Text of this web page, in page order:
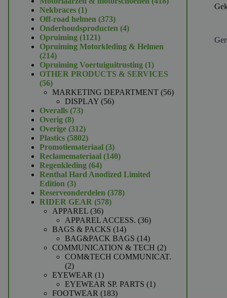
Nekbraces 11
product
Off-road helmen 373373
producten
Onderhoudsproducten 44
Opruiming 11211121
producten
Opruiming Motorkleding & Helmen
214214
producten
Opruiming Voertuiguitrusting 11
product
OTHER PRODUCTS & SERVICES
5656
producten
MARKETING DEPARTMENT 5656
DISPLAY 5656
Overalls 7373
Overig 88
producten
Overige 312312
producten
Plastics 58025802
producten
Promotiemateriaal 33
producten
Reclamemateriaal 140140
Regenkleding 6464
producten
Renthal Hard Anodized Limited
Edition 33
producten
Reserveonderdelen 378378
RIDER GEAR 578578
APPAREL 3636
producten
APPAREL ACCESS. 3636
BAGS & PACKS 1414
producten
BAG&PACK BAGS 1414
producten
COMMUNICATION & TECH 22
producten
COM&TECH COMMUNICAT.
22
producten
EYEWEAR 11
product
EYEWEAR SP. PARTS 11
FOOTWEAR 183183